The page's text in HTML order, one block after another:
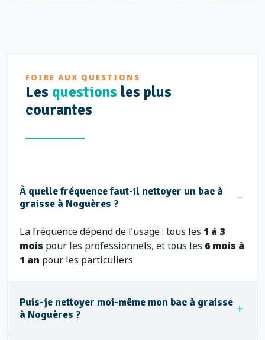
FOIRE AUX QUESTIONS
Les questions les plus
courantes
À quelle fréquence faut-il nettoyer un bac à
graisse à Noguères ?
La fréquence dépend de l’usage : tous les 1 à 3
mois pour les professionnels, et tous les 6 mois à
1 an pour les particuliers
Puis-je nettoyer moi-même mon bac à graisse
à Noguères ?